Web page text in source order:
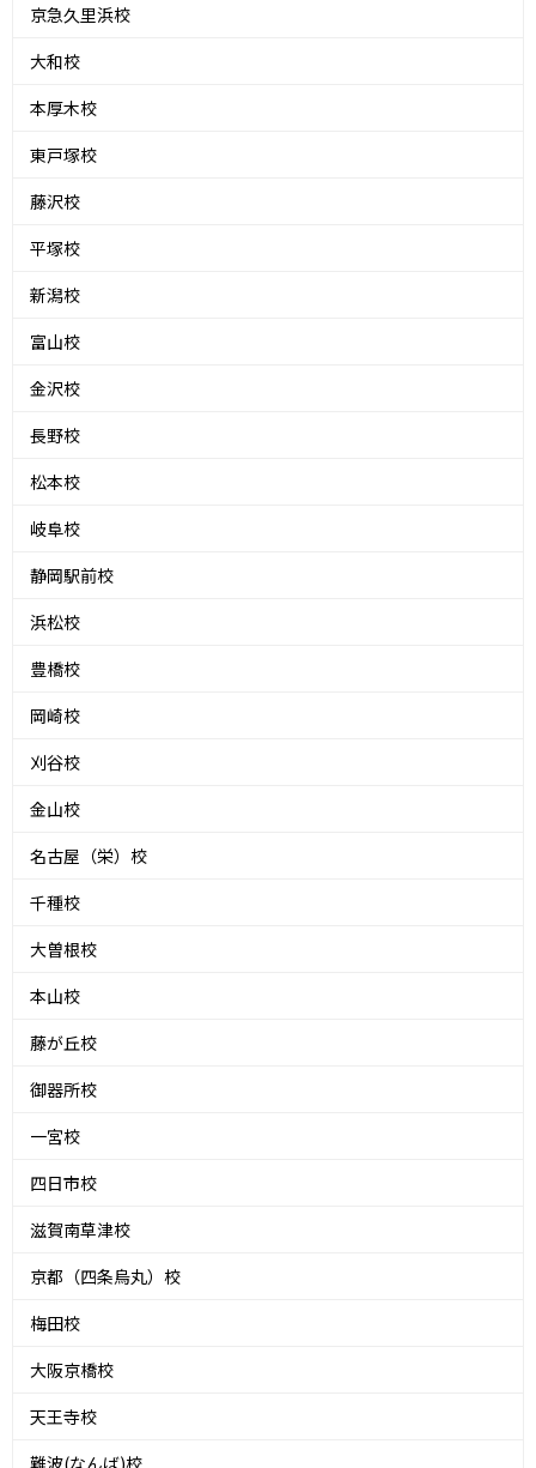
京急久里浜校
大和校
本厚木校
東戸塚校
藤沢校
平塚校
新潟校
富山校
金沢校
長野校
松本校
岐阜校
静岡駅前校
浜松校
豊橋校
岡崎校
刈谷校
金山校
名古屋（栄）校
千種校
大曽根校
本山校
藤が丘校
御器所校
一宮校
四日市校
滋賀南草津校
京都（四条烏丸）校
梅田校
大阪京橋校
天王寺校
難波(なんば)校